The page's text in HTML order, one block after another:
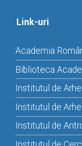
Link-uri
Academia
Biblioteca
Institutul de
Institutul de
Institutul de